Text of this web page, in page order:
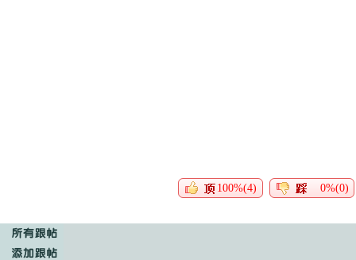
100%(4) 0%(0)